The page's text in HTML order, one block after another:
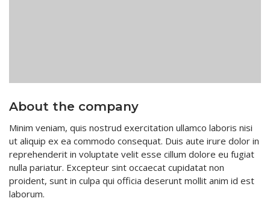
Valise Lithium LiFePo4
Batteries lithium sur mesure
Services
Catalogue
Contact
About the company
Minim veniam, quis nostrud exercitation ullamco laboris nisi
ut aliquip ex ea commodo consequat. Duis aute irure dolor in
reprehenderit in voluptate velit esse cillum dolore eu fugiat
nulla pariatur. Excepteur sint occaecat cupidatat non
proident, sunt in culpa qui officia deserunt mollit anim id est
laborum.